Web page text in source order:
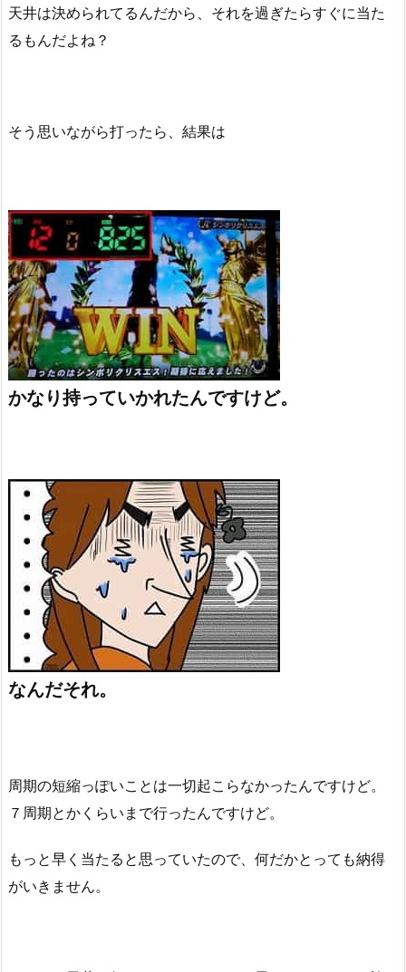
天井は決められてるんだから、それを過ぎたらすぐに当た
るもんだよね？
そう思いながら打ったら、結果は
かなり持っていかれたんですけど。
なんだそれ。
周期の短縮っぽいことは一切起こらなかったんですけど。
７周期とかくらいまで行ったんですけど。
もっと早く当たると思っていたので、何だかとっても納得
がいきません。